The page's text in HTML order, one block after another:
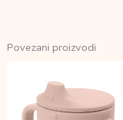
Povezani proizvodi